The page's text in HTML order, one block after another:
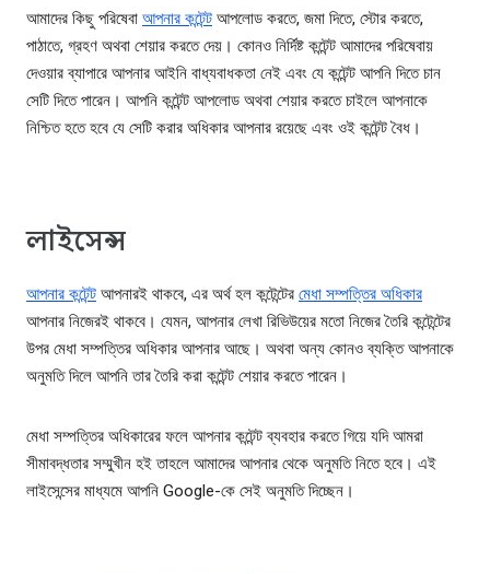
আমাদের কিছু পরিষেবা আপনার কন্টেন্ট আপলোড করতে, জমা দিতে, স্টোর করতে,
পাঠাতে, গ্রহণ অথবা শেয়ার করতে দেয়। কোনও নির্দিষ্ট কন্টেন্ট আমাদের পরিষেবায়
দেওয়ার ব্যাপারে আপনার আইনি বাধ্যবাধকতা নেই এবং যে কন্টেন্ট আপনি দিতে চান
সেটি দিতে পারেন। আপনি কন্টেন্ট আপলোড অথবা শেয়ার করতে চাইলে আপনাকে
নিশ্চিত হতে হবে যে সেটি করার অধিকার আপনার রয়েছে এবং ওই কন্টেন্ট বৈধ।
লাইসেন্স
আপনার কন্টেন্ট আপনারই থাকবে, এর অর্থ হল কন্টেন্টের মেধা সম্পত্তির অধিকার
আপনার নিজেরই থাকবে। যেমন, আপনার লেখা রিভিউয়ের মতো নিজের তৈরি কন্টেন্টের
উপর মেধা সম্পত্তির অধিকার আপনার আছে। অথবা অন্য কোনও ব্যক্তি আপনাকে
অনুমতি দিলে আপনি তার তৈরি করা কন্টেন্ট শেয়ার করতে পারেন।
মেধা সম্পত্তির অধিকারের ফলে আপনার কন্টেন্ট ব্যবহার করতে গিয়ে যদি আমরা
সীমাবদ্ধতার সম্মুখীন হই তাহলে আমাদের আপনার থেকে অনুমতি নিতে হবে। এই
লাইসেন্সের মাধ্যমে আপনি Google-কে সেই অনুমতি দিচ্ছেন।